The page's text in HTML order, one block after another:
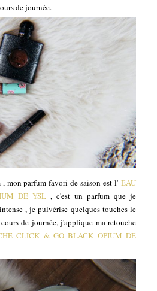
de journée.
mon parfum favori de saison est l' EAU
DE YSL, c'est un parfum que je
, je pulvérise quelques touches le
de journée, j'applique ma retouche
CLICK & GO BLACK OPIUM DE